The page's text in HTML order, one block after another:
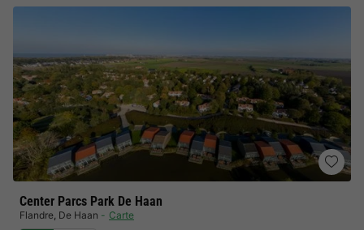
Center Parcs Park De Haan
Flandre, De Haan Carte